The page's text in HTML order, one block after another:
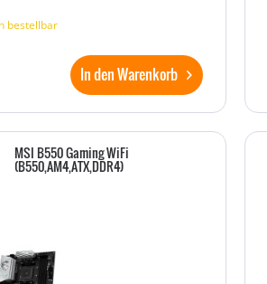
bestellbar
In den Warenkorb
MSI B550 Gaming WiFi
(B550,AM4,ATX,DDR4)